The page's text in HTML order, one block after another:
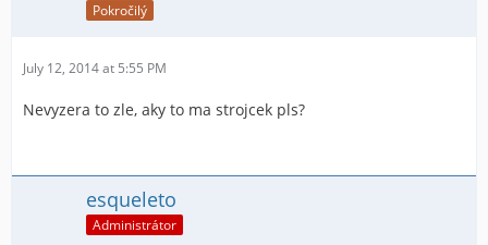
Pokročilý
July 12, 2014 at 5:55 PM
Nevyzera to zle, aky to ma strojcek pls?
esqueleto
Administrátor